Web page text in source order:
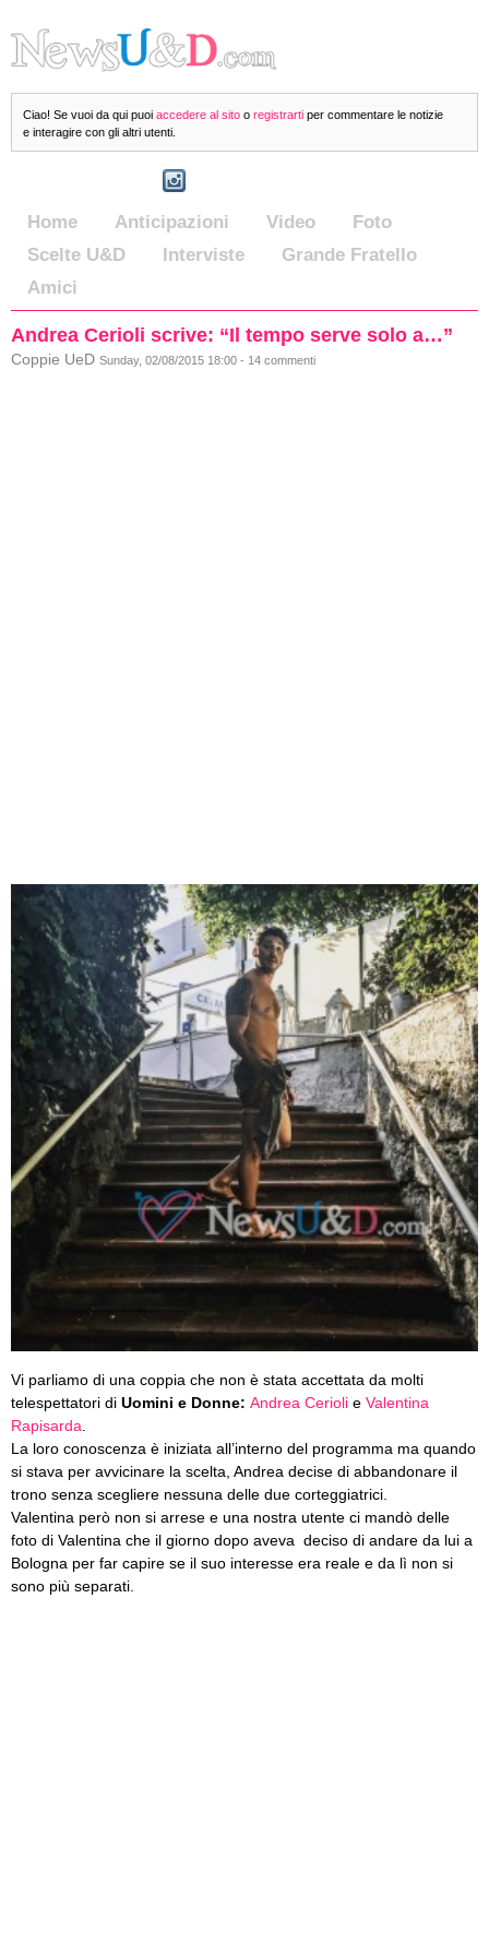
Ciao! Se vuoi da qui puoi accedere al sito o registrarti per commentare le notizie
e interagire con gli altri utenti.
Home Anticipazioni Video
Foto
Scelte U&D
Interviste
Grande Fratello
Amici
Andrea Cerioli scrive: “Il tempo serve solo a…”
Coppie UeD Sunday, 02/08/2015 18:00 - 14 commenti
Vi parliamo di una coppia che non è stata accettata da molti
telespettatori di Uomini e Donne: Andrea Cerioli e Valentina
Rapisarda
La loro conoscenza è iniziata all’interno del programma ma quando
si stava per avvicinare la scelta, Andrea decise di abbandonare il
trono senza scegliere nessuna delle due corteggiatrici.
Valentina però non si arrese e una nostra utente ci mandò delle
foto di Valentina che il giorno dopo aveva deciso di andare da lui a
Bologna per far capire se il suo interesse era reale e da lì non si
sono più separati.